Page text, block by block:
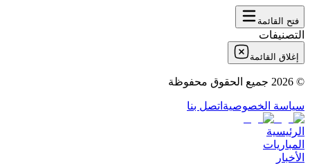
فتح القائمة
التصنيفات
إغلاق القائمة
©
2026 جميع الحقوق محفوظة
سياسة الخصوصية اتصل بنا
الرئيسية
المباريات
الأخبار